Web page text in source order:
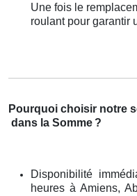
Une fois le
roulant pour garantir
Pourquoi choisir notre
dans la Somme ?
Disponibilité
heures à Amiens,